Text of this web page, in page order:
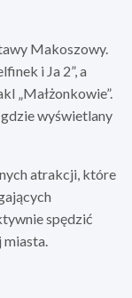
Makoszowy.
i Ja 2”, a
„Małżonkowie”.
wyświetlany
atrakcji, które
spędzić